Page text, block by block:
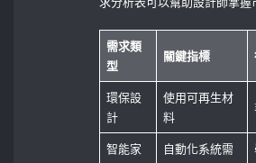
需求類
型
關鍵指標
環保設
計
使用可再生材
料
智能家
自動化系統需